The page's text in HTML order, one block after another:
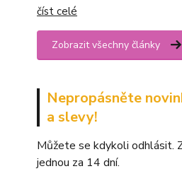
číst celé
Zobrazit všechny články
Nepropásněte
a slevy!
Můžete se kdykoli odhlásit.
jednou za 14 dní.